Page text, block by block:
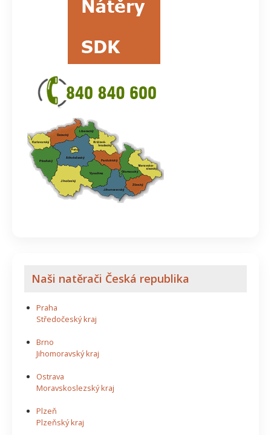
Naši natěrači Česká republika
Praha
Středočeský kraj
Brno
Jihomoravský kraj
Ostrava
Moravskoslezský kraj
Plzeň
Plzeňský kraj